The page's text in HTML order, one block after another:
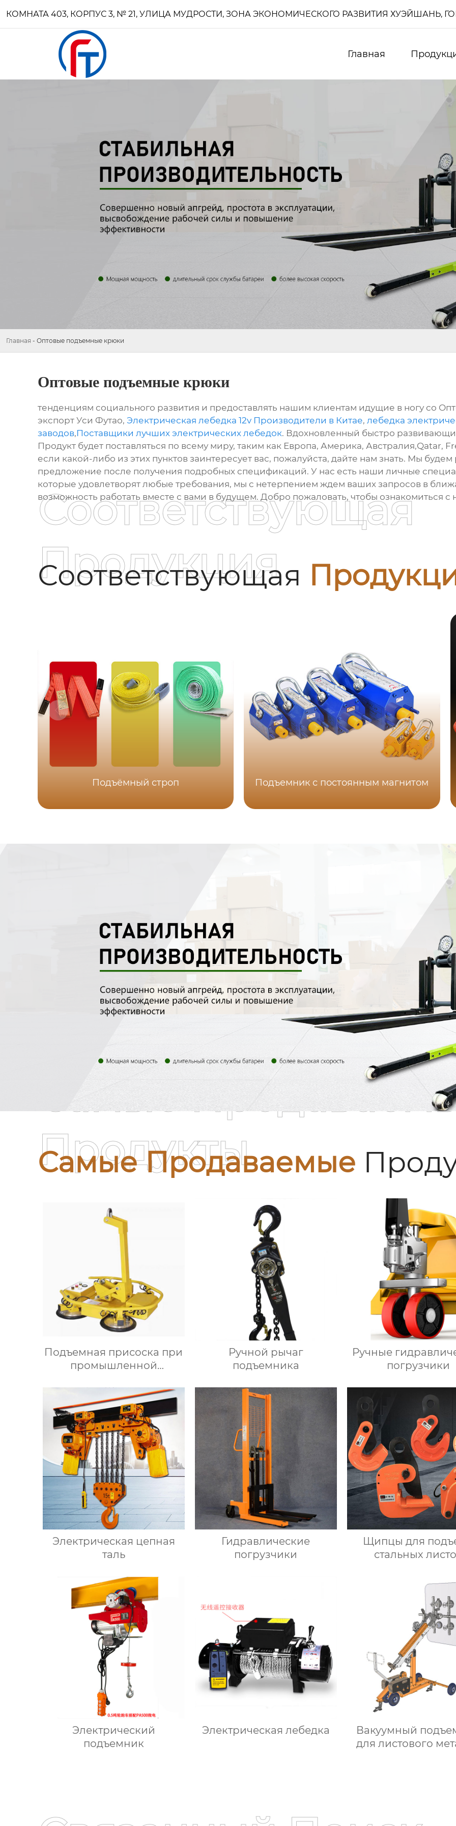
КОМНАТА 403, КОРПУС 3, № 21, УЛИЦА МУДРОСТИ, ЗОНА ЭКОНОМИЧЕСКОГО РАЗВИТИЯ ХУЭЙШАНЬ,
Главная
Главная - Оптовые подъемные крюки
Оптовые подъемные крюки
тенденциям социального развития и предоставлять нашим клиентам идущие в ногу со
экспорт Уси Футао, Электрическая лебедка 12v Производители в Китае, лебедка
заводов,Поставщики лучших электрических лебедок. Вдохновленный быстро
Продукт будет поставляться по всему миру, таким как Европа, Америка, Австралия,Qatar,
если какой-либо из этих пунктов заинтересует вас, пожалуйста, дайте нам знать. Мы
предложение после получения подробных спецификаций. У нас есть наши личные
которые удовлетворят любые требования, мы с нетерпением ждем ваших запросов в
возможность работать вместе с вами в будущем. Добро пожаловать, чтобы ознакомиться
Соответствующая
Соответствующая
Продукция
Подъёмный строп Подъемник с постоянным магнитом
Самые Продаваемые
Самые
Продукты
Подъемная присоска при
промышленной
Ручной рычаг
подъемника
Ручные
погрузчики
Электрическая цепная
таль
Гидравлические
погрузчики
Щипцы для
стальных
Электрический
подъемник
Электрическая лебедка
Вакуумный
для листового